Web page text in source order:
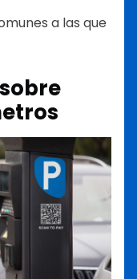
a las que
sobre